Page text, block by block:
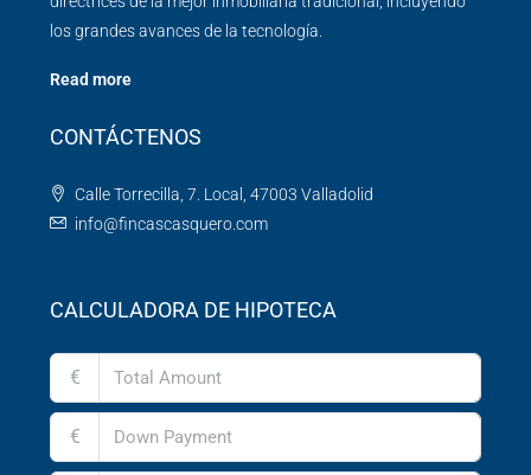
los grandes avances de la tecnología.
Read more
CONTÁCTENOS
Calle Torrecilla, 7. Local, 47003 Valladolid
info@fincascasquero.com
CALCULADORA DE HIPOTECA
€
€